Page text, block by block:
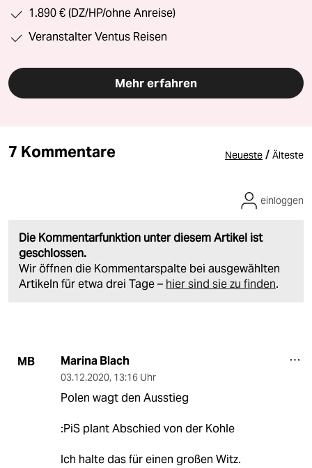
1.890 € (DZ/HP/ohne Anreise)
Veranstalter Ventus Reisen
Mehr erfahren
7 Kommentare Neueste / Älteste
Die Kommentarfunktion unter diesem Artikel ist
geschlossen.
Wir öffnen die Kommentarspalte bei ausgewählten
Artikeln für etwa drei Tage – hier sind sie zu finden.
einloggen
MB Marina Blach
03.12.2020, 13:16 Uhr
Polen wagt den Ausstieg
:PiS plant Abschied von der Kohle
Ich halte das für einen großen Witz.